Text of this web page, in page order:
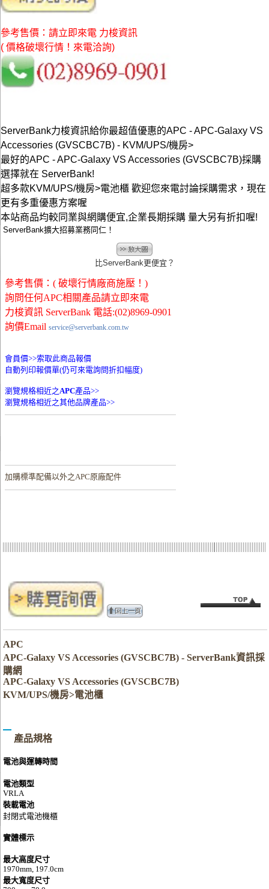
參考售價：請立即來電 力梭資訊
( 價格破壞行情！來電洽詢)
ServerBank力梭資訊給你最超值優惠的APC - APC-Galaxy VS
Accessories (GVSCBC7B) - KVM/UPS/機房>
最好的APC - APC-Galaxy VS Accessories (GVSCBC7B)採購
選擇就在 ServerBank!
超多款KVM/UPS/機房>電池櫃 歡迎您來電討論採購需求，現在
更有多重優惠方案喔
本站商品均較同業與網購便宜,企業長期採購 量大另有折扣喔!
ServerBank擴大招募業務同仁！
比ServerBank更便宜？
參考售價：( 破壞行情廠商施壓！)
詢問任何APC相關產品請立即來電
力梭資訊 ServerBank 電話:(02)8969-0901
詢價Email service@serverbank.com.tw
會員價>>索取此商品報價
自動列印報價單(仍可來電詢問折扣幅度)
瀏覽規格相近之APC產品>>
瀏覽規格相近之其他品牌產品>>
加購標準配備以外之APC原廠配件
APC
APC-Galaxy VS Accessories (GVSCBC7B) - ServerBank資訊採
購網
APC-Galaxy VS Accessories (GVSCBC7B)
KVM/UPS/機房>電池櫃
產品規格
電池與運轉時間
電池類型
VRLA
裝載電池
封閉式電池機櫃
實體標示
最大高度尺寸
1970mm, 197.0cm
最大寬度尺寸